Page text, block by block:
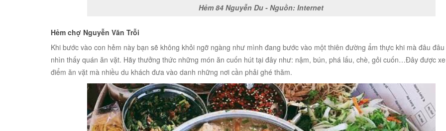
Hẻm 84 Nguyễn Du - Nguồn: Internet
Hẻm chợ Nguyễn Văn Trỗi
Khi bước vào con hẻm này bạn sẽ không khỏi ngỡ ngàng như mình đang bước vào một thiên đường ẩm thực khi mà đâu
nhìn thấy quán ăn vặt. Hãy thưởng thức những món ăn cuốn hút tại đây như: nậm, bún, phá lấu, chè, gỏi cuốn…Đây được
điểm ăn vặt mà nhiều du khách đưa vào danh những nơi cần phải ghé thăm.